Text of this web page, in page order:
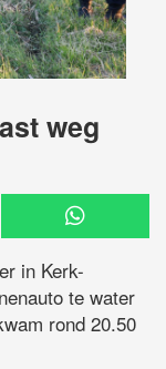
weg
in Kerk-
te water
rond 20.50